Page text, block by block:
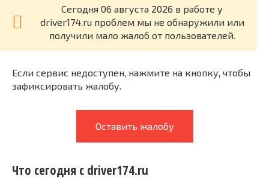
Cегодня 06 августа 2026 в работе у
driver174.ru проблем мы не обнаружили или
получили мало жалоб от пользователей.
Если сервис недоступен, нажмите на кнопку, чтобы
зафиксировать жалобу.
Оставить жалобу
Что сегодня с driver174.ru